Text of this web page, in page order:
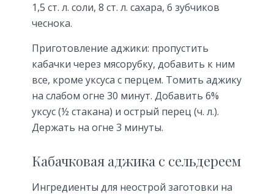
1,5 ст. л. соли, 8 ст. л. сахара, 6 зубчиков
чеснока.
Приготовление аджики: пропустить
кабачки через мясорубку, добавить к ним
все, кроме уксуса с перцем. Томить аджику
на слабом огне 30 минут. Добавить 6%
уксус (½ стакана) и острый перец (ч. л.).
Держать на огне 3 минуты.
Кабачковая аджика с сельдереем
Ингредиенты для неострой заготовки на